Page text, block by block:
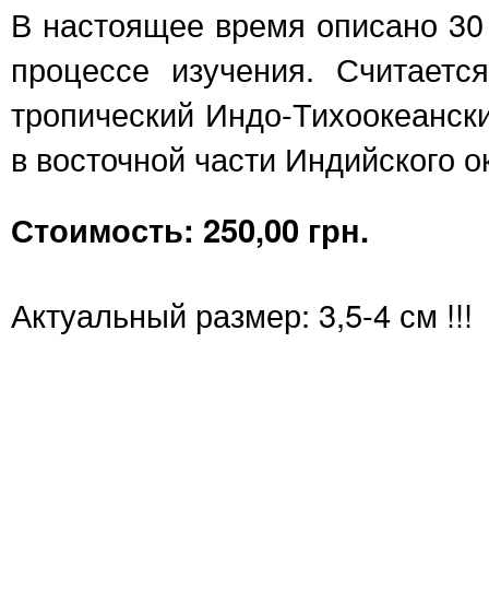
В настоящее время описано
процессе изучения.
тропический Индо-
в восточной части Индийского
Стоимость: 250,00 грн.
Актуальный размер: 3,5-4 см !!!